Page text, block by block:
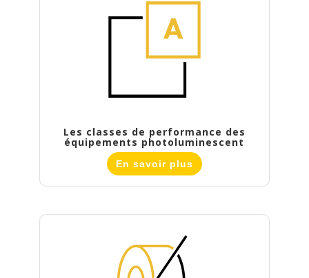
Les classes de performance des
équipements photoluminescent
En savoir plus